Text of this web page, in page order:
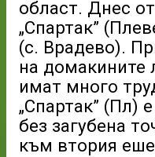
област. Днес
„Спартак”
(с. Врадево).
на
имат много
„Спартак” (Пл)
без загубена
към втория